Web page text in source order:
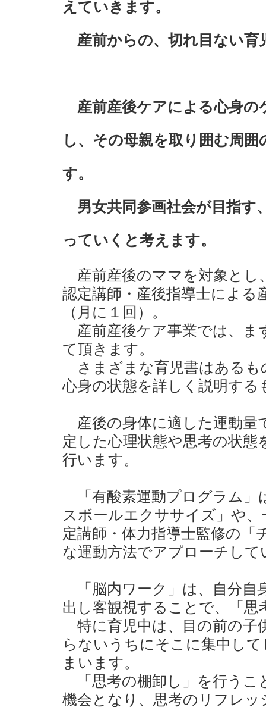
えていきます。
産前からの、切れ目ない育
産前産後ケアによる心身の
し、その母親を取り囲む周
す。
男女共同参画社会が目指す
っていくと考えます。
産前産後のママを対象とし
認定講師・産後指導士による
（月に１回）。
産前産後ケア事業では、ま
て頂きます。
さまざまな育児書はあるも
心身の状態を詳しく説明す
産後の身体に適した運動量
定した心理状態や思考の状
行います。
「有酸素運動プログラム」
スボールエクササイズ」や
定講師・体力指導士監修の
な運動方法でアプローチして
「脳内ワーク」は、自分自
出し客観視することで、「
特に育児中は、目の前の子
らないうちにそこに集中し
まいます。
「思考の棚卸し」を行うこ
機会となり、思考のリフレ